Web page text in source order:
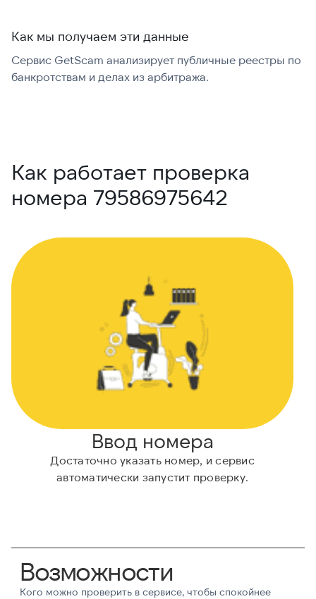
Как мы получаем эти данные
Сервис GetScam анализирует публичные реестры по
банкротствам и делах из арбитража.
Как работает проверка
номера 79586975642
Ввод номера
Достаточно указать номер, и сервис
автоматически запустит проверку.
Возможности
Кого можно проверить в сервисе, чтобы спокойнее